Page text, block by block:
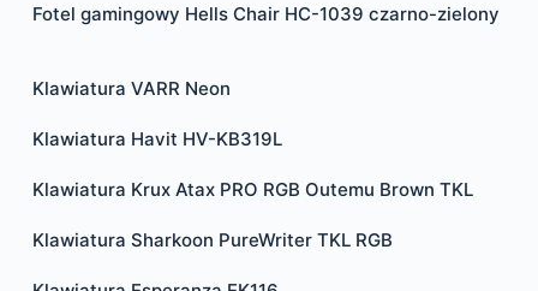
Fotel gamingowy Hells Chair HC-1039 czarno-zielony
Klawiatura VARR Neon
Klawiatura Havit HV-KB319L
Klawiatura Krux Atax PRO RGB Outemu Brown TKL
Klawiatura Sharkoon PureWriter TKL RGB